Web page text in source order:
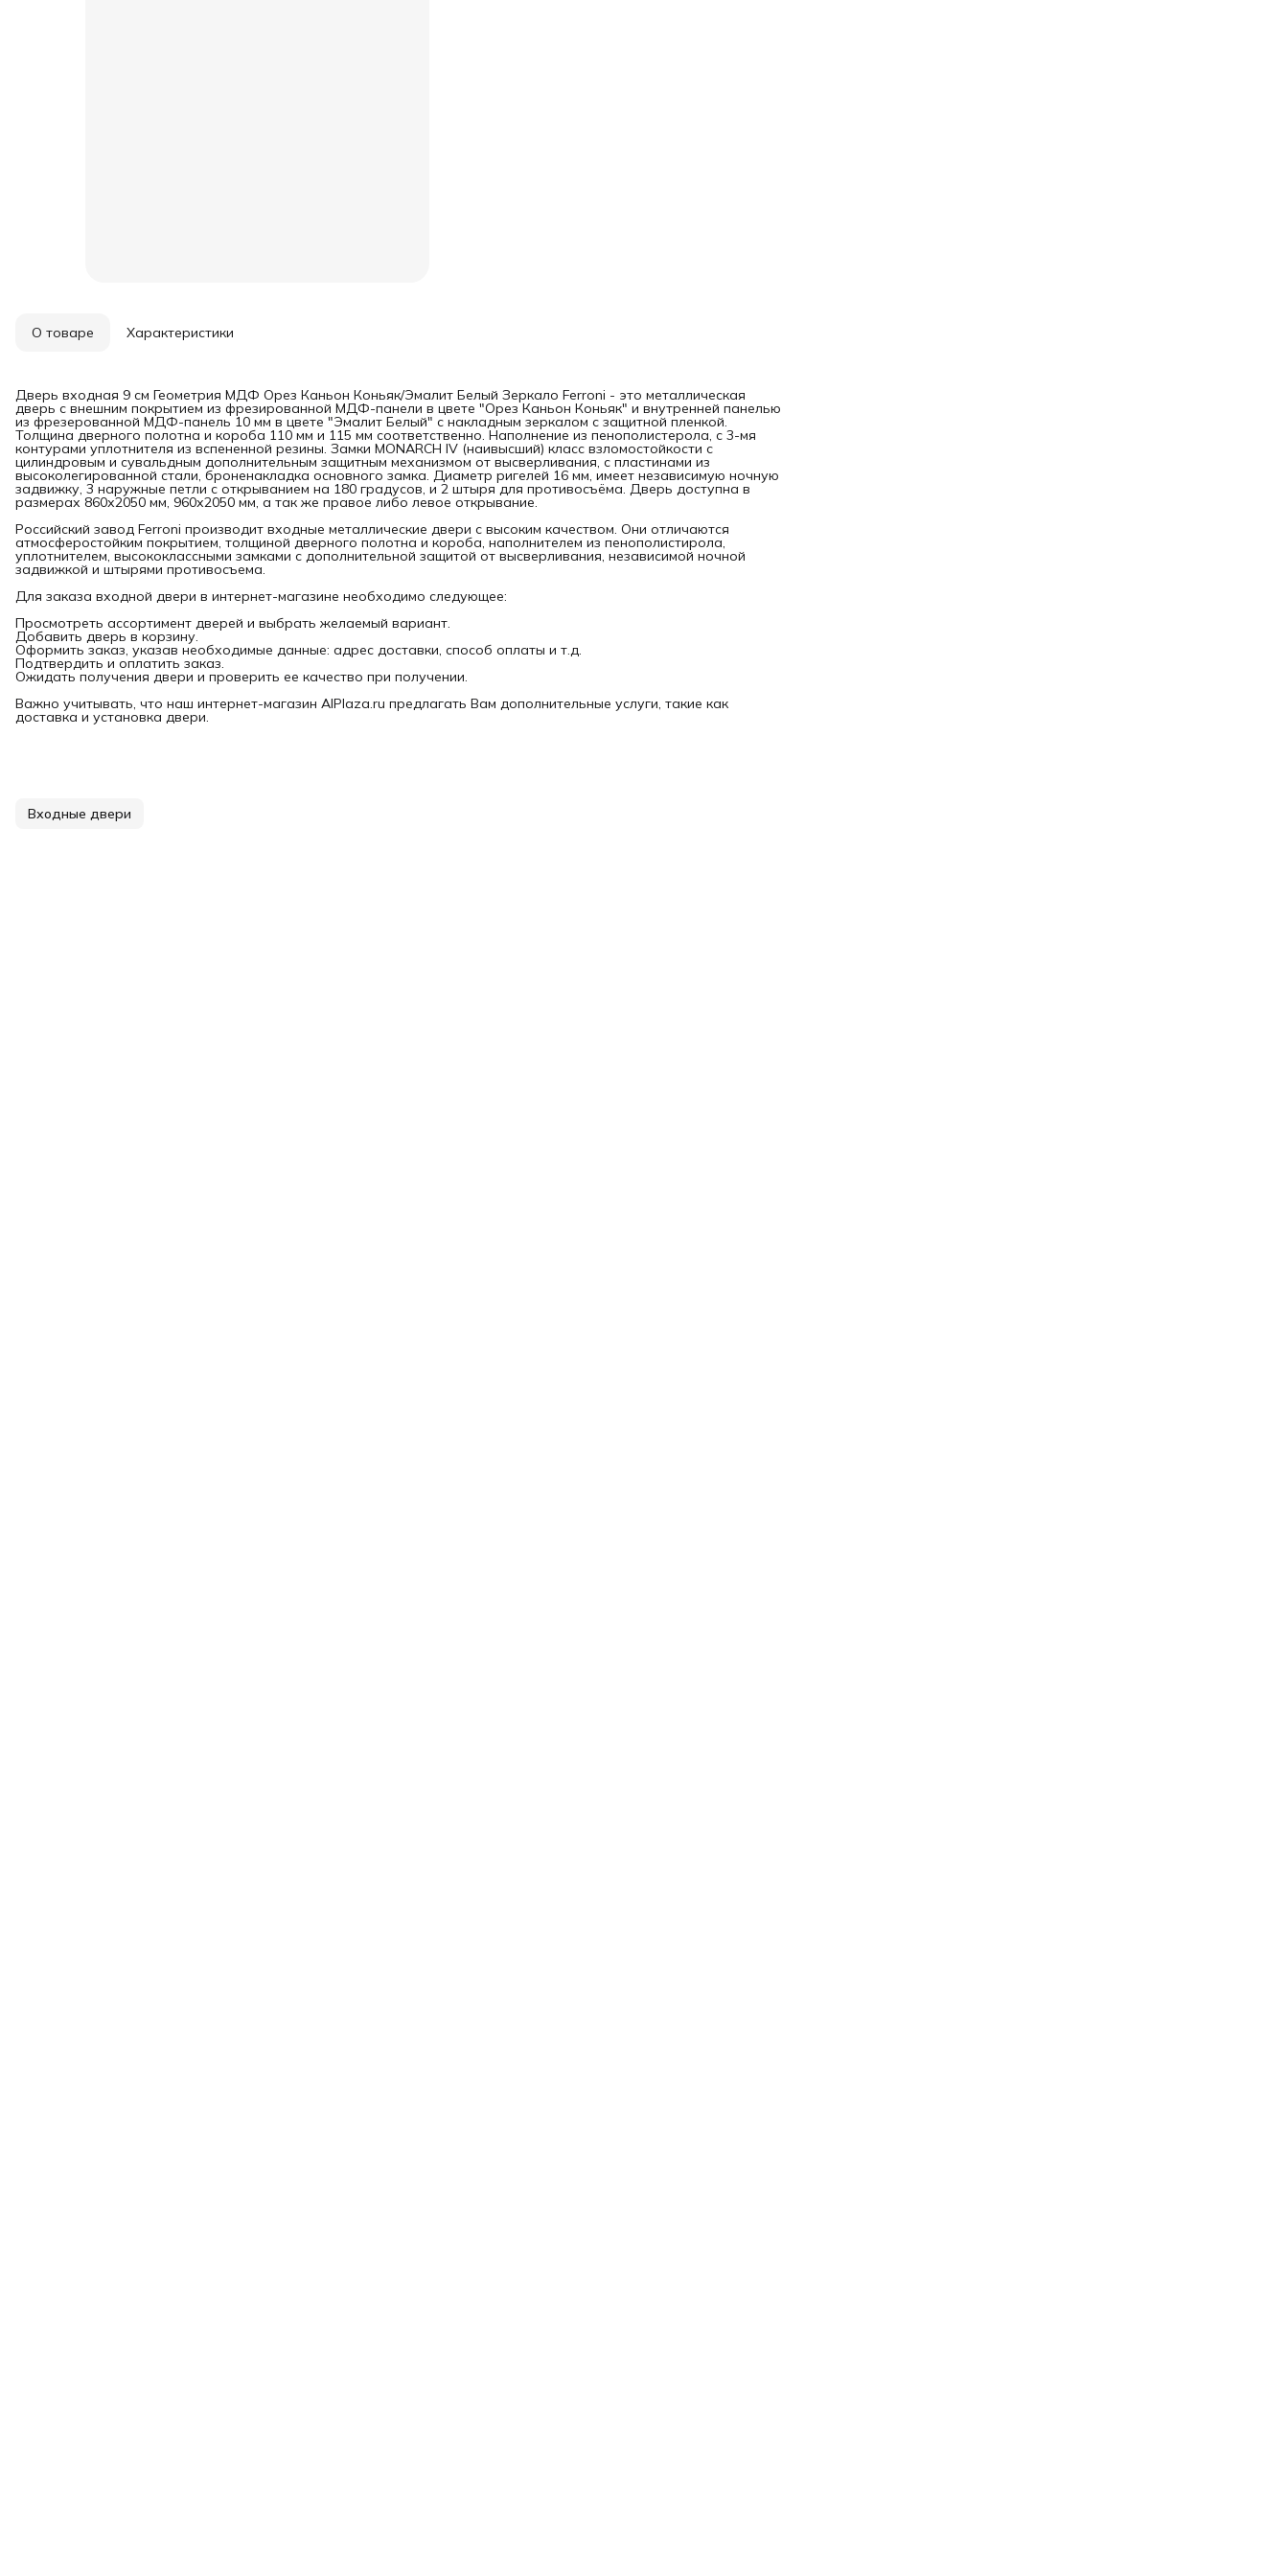
О товаре Характеристики
Дверь входная 9 см Геометрия МДФ Орез Каньон Коньяк/Эмалит Белый Зеркало Ferroni - это металлическая
дверь с внешним покрытием из фрезированной МДФ-панели в цвете "Орез Каньон Коньяк" и внутренней панелью
из фрезерованной МДФ-панель 10 мм в цвете "Эмалит Белый" с накладным зеркалом с защитной пленкой.
Толщина дверного полотна и короба 110 мм и 115 мм соответственно. Наполнение из пенополистерола, с 3-мя
контурами уплотнителя из вспененной резины. Замки MONARCH IV (наивысший) класс взломостойкости с
цилиндровым и сувальдным дополнительным защитным механизмом от высверливания, с пластинами из
высоколегированной стали, броненакладка основного замка. Диаметр ригелей 16 мм, имеет независимую ночную
задвижку, 3 наружные петли с открыванием на 180 градусов, и 2 штыря для противосъёма. Дверь доступна в
размерах 860х2050 мм, 960х2050 мм, а так же правое либо левое открывание.
Российский завод Ferroni производит входные металлические двери с высоким качеством. Они отличаются
атмосферостойким покрытием, толщиной дверного полотна и короба, наполнителем из пенополистирола,
уплотнителем, высококлассными замками с дополнительной защитой от высверливания, независимой ночной
задвижкой и штырями противосъема.
Для заказа входной двери в интернет-магазине необходимо следующее:
Просмотреть ассортимент дверей и выбрать желаемый вариант.
Добавить дверь в корзину.
Оформить заказ, указав необходимые данные: адрес доставки, способ оплаты и т.д.
Подтвердить и оплатить заказ.
Ожидать получения двери и проверить ее качество при получении.
Важно учитывать, что наш интернет-магазин AlPlaza.ru предлагать Вам дополнительные услуги, такие как
доставка и установка двери.
Входные двери